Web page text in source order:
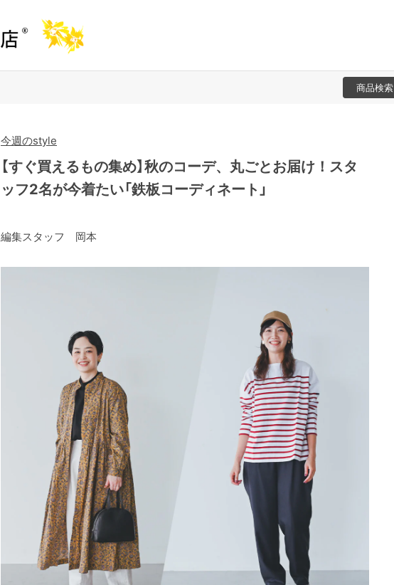
商品検索
今週のstyle
【すぐ買えるもの集め】秋のコーデ、丸ごとお届け！スタ
ッフ2名が今着たい「鉄板コーディネート」
編集スタッフ 岡本